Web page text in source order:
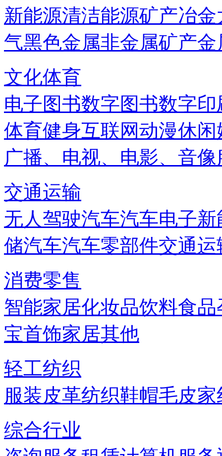
新能源清洁能源矿产冶金
气黑色金属非金属矿产金
文化体育
电子图书数字图书数字印
体育健身互联网动漫休闲
广播、电视、电影、音像
交通运输
无人驾驶汽车汽车电子新
储汽车汽车零部件交通
消费零售
智能家居化妆品饮料食品
宝首饰家居其他
轻工纺织
服装皮革纺织鞋帽毛皮家
综合行业